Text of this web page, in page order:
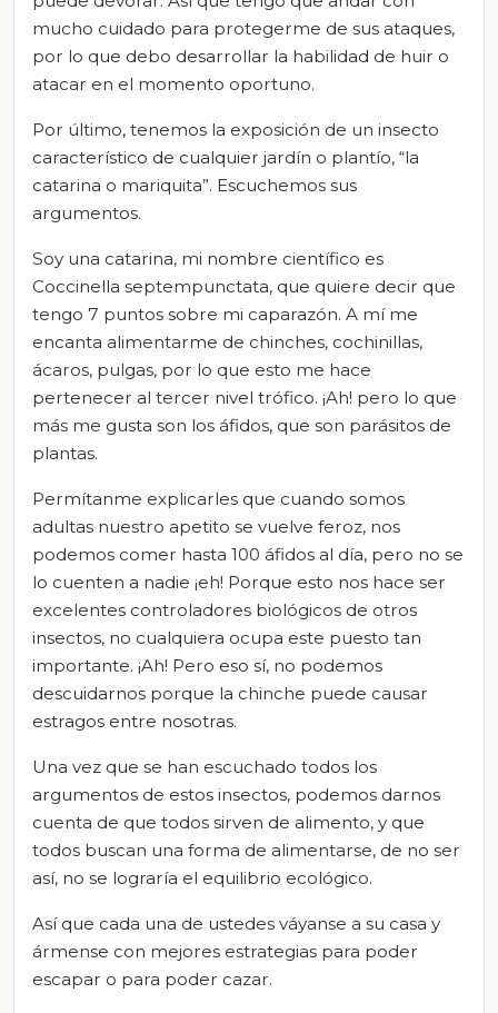
mucho cuidado para protegerme de sus ataques,
por lo que debo desarrollar la habilidad de huir o
atacar en el momento oportuno.
Por último, tenemos la exposición de un insecto
característico de cualquier jardín o plantío, “la
catarina o mariquita”. Escuchemos sus
argumentos.
Soy una catarina, mi nombre científico es
Coccinella septempunctata, que quiere decir que
tengo 7 puntos sobre mi caparazón. A mí me
encanta alimentarme de chinches, cochinillas,
ácaros, pulgas, por lo que esto me hace
pertenecer al tercer nivel trófico. ¡Ah! pero lo que
más me gusta son los áfidos, que son parásitos de
plantas.
Permítanme explicarles que cuando somos
adultas nuestro apetito se vuelve feroz, nos
podemos comer hasta 100 áfidos al día, pero no se
lo cuenten a nadie ¡eh! Porque esto nos hace ser
excelentes controladores biológicos de otros
insectos, no cualquiera ocupa este puesto tan
importante. ¡Ah! Pero eso sí, no podemos
descuidarnos porque la chinche puede causar
estragos entre nosotras.
Una vez que se han escuchado todos los
argumentos de estos insectos, podemos darnos
cuenta de que todos sirven de alimento, y que
todos buscan una forma de alimentarse, de no ser
así, no se lograría el equilibrio ecológico.
Así que cada una de ustedes váyanse a su casa y
ármense con mejores estrategias para poder
escapar o para poder cazar.